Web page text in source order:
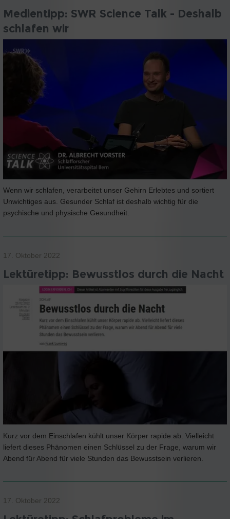
Medientipp: SWR Science Talk - Deshalb
schlafen wir
Wenn wir schlafen, verarbeitet unser Gehirn Erlebtes und sortiert
Unwichtiges aus. Gesunder Schlaf ist deshalb wichtig für die
psychische und physische Gesundheit.
17. Oktober 2022
Lektüretipp: Bewusstlos durch die Nacht
Kurz vor dem Einschlafen kühlt unser Körper rapide ab. Vielleicht
liefert dieses Phänomen einen Schlüssel zu der Frage, warum wir
Abend für Abend für viele Stunden das Bewusstsein verlieren.
17. Oktober 2022